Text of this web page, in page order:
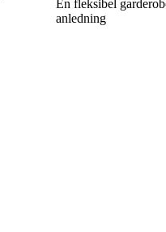
En fleksibel
anledning